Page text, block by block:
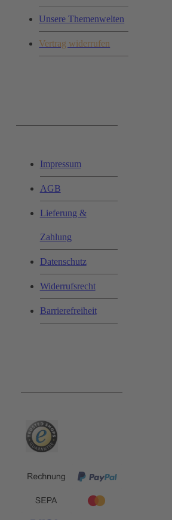
Unsere Themenwelten
Vertrag widerrufen
Impressum
AGB
Lieferung &
Zahlung
Datenschutz
Widerrufsrecht
Barrierefreiheit